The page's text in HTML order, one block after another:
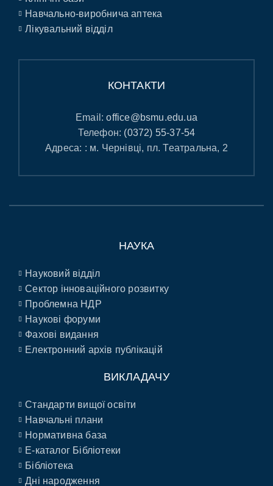
Навчально-виробнича аптека
Лікувальний відділ
КОНТАКТИ
Email:office@bsmu.edu.ua
Телефон: (0372) 55-37-54
Адреса: : м. Чернівці, пл. Театральна, 2
НАУКА
Науковий відділ
Сектор інноваційного розвитку
Проблемна НДР
Наукові форуми
Фахові видання
Електронний архів публікацій
ВИКЛАДАЧУ
Стандарти вищої освіти
Навчальні плани
Нормативна база
E-каталог Бібліотеки
Бібліотека
Дні народження